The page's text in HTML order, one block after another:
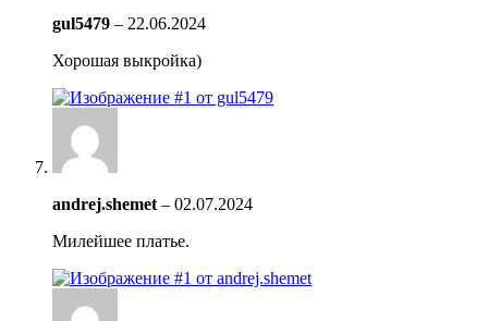
gul5479 – 22.06.2024
Хорошая выкройка)
andrej.shemet – 02.07.2024
Милейшее платье.